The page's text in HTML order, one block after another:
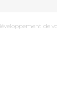
de